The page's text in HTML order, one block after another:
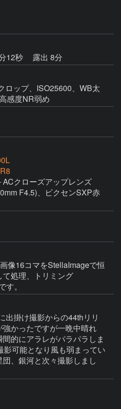
12秒
露出 8分
ロップ、ISO25600、WB太
感度NR弱め
クローズアップレンズ
F4.5)、ビクセンSXP赤
像16コマをStellaImageで恒
処理、トリミング
す。
出掛け撮影からの44thリリ
かったですが一晩中晴れ
的にアラレがパラパラしま
影可能となり風も弱まってい
、銀河と次々撮影しまし